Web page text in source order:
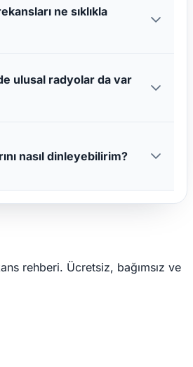
ne sıklıkla
ulusal radyolar da var
nasıl dinleyebilirim?
rehberi. Ücretsiz, bağımsız ve